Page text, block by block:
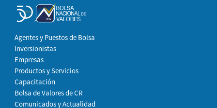
Agentes y Puestos de Bolsa
Inversionistas
Empresas
Productos y Servicios
Capacitación
Bolsa de Valores de CR
Comunicados y Actualidad